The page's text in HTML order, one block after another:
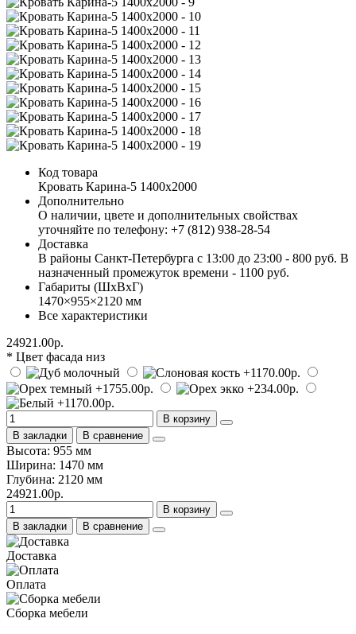
Код товара
Кровать Карина-5 1400х2000
Дополнительно
О наличии, цвете и дополнительных свойствах
уточняйте по телефону: +7 (812) 938-28-54
Доставка
В районы Санкт-Петербурга с 13:00 до 23:00 - 800 руб. В
назначенный промежуток времени - 1100 руб.
Габариты (ШхВхГ)
1470×955×2120 мм
Все характеристики
24921.00р.
* Цвет фасада низ
В корзину
В закладки
В сравнение
Высота: 955 мм
Ширина: 1470 мм
Глубина: 2120 мм
24921.00р.
В корзину
В закладки
В сравнение
Доставка
Оплата
Сборка мебели